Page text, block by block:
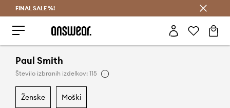
FINAL SALE %!
Paul Smith
Število izbranih izdelkov: 115
ženske moški